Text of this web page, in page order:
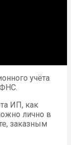
учёта
ИП, как
лично в
заказным